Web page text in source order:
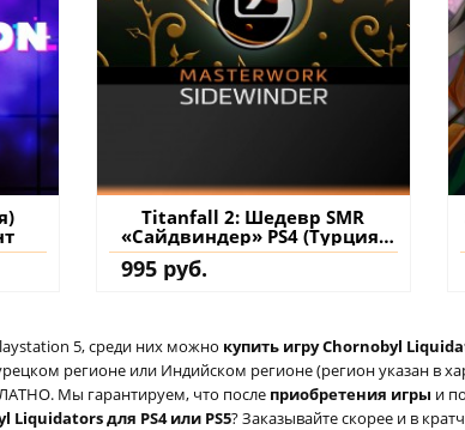
Titanfall 2: Шедевр SMR
«Сайдвиндер» PS4 (Турция)
купить дополнение на
995 руб.
5, среди них можно купить игру Chornobyl
регионе или Индийском регионе (регион указан в
Мы гарантируем, что после приобретения игры и
Liquidators для PS4 или PS5? Заказывайте скорее и в